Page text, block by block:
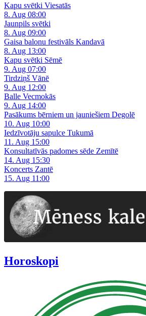
Kapu svētki Viesatās
8. Aug 08:00
Jaunpils svētki
8. Aug 09:00
Gaisa balonu festivāls Kandavā
8. Aug 13:00
Kapu svētki Sēmē
9. Aug 07:00
Tirdziņš Vānē
9. Aug 12:00
Balle Vecmokās
9. Aug 14:00
Pasākums bērniem un jauniešiem Degolē
10. Aug 10:00
Iedzīvotāju sapulce Tukumā
11. Aug 15:00
Konsultatīvās padomes sēde Zemītē
14. Aug 15:30
Koncerts Zantē
15. Aug 11:00
Horoskopi